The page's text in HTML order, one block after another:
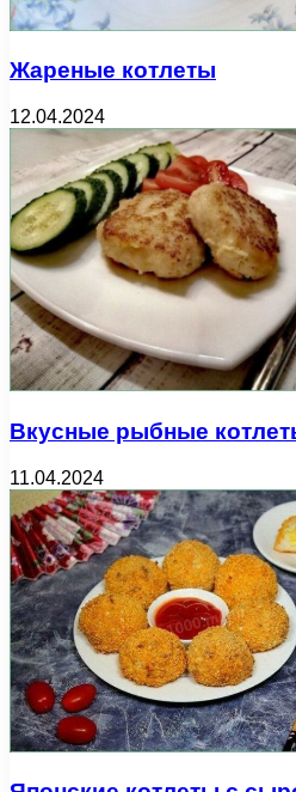
Жареные котлеты
12.04.2024
Вкусные рыбные
11.04.2024